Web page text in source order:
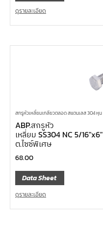
ดูรายละเอียด
สกรูหัวเหลี่ยมเกลียวตลอด สแตนเลส 304 หุน
ABP.สกรูหัว
เหลี่ยม SS304 NC 5/16″x6″
ต.ไซซ์พิเศษ
68.00
Data Sheet
ดูรายละเอียด